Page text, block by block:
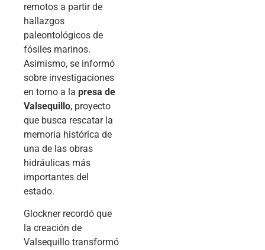
remotos a partir de
hallazgos
paleontológicos de
fósiles marinos.
Asimismo, se informó
sobre investigaciones
en torno a la presa de
Valsequillo, proyecto
que busca rescatar la
memoria histórica de
una de las obras
hidráulicas más
importantes del
estado.
Glockner recordó que
la creación de
Valsequillo transformó